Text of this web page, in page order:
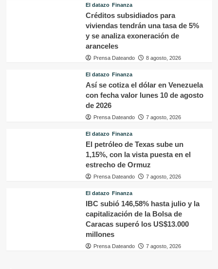
El datazo Finanza
Créditos subsidiados para
viviendas tendrán una tasa de 5%
y se analiza exoneración de
aranceles
Prensa Dateando 8 agosto, 2026
El datazo Finanza
Así se cotiza el dólar en Venezuela
con fecha valor lunes 10 de agosto
de 2026
Prensa Dateando 7 agosto, 2026
El datazo Finanza
El petróleo de Texas sube un
1,15%, con la vista puesta en el
estrecho de Ormuz
Prensa Dateando 7 agosto, 2026
El datazo Finanza
IBC subió 146,58% hasta julio y la
capitalización de la Bolsa de
Caracas superó los US$13.000
millones
Prensa Dateando 7 agosto, 2026